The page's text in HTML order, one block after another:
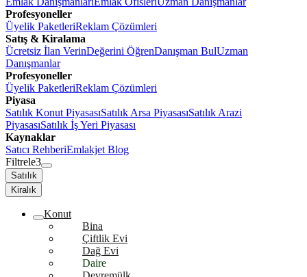
Profesyoneller
Üyelik PaketleriReklam Çözümleri
Satış & Kiralama
Ücretsiz İlan VerinDeğerini ÖğrenDanışman BulUzman
Danışmanlar
Profesyoneller
Üyelik PaketleriReklam Çözümleri
Piyasa
Satılık Konut PiyasasıSatılık Arsa PiyasasıSatılık Arazi
PiyasasıSatılık İş Yeri Piyasası
Kaynaklar
Satıcı RehberiEmlakjet Blog
Filtrele3
Satılık
Kiralık
Konut
Bina
Çiftlik Evi
Dağ Evi
Daire